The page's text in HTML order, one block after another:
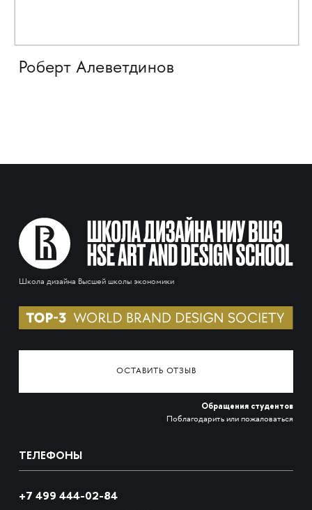
Роберт Алеветдинов
Школа дизайна Высшей школы экономики
ОСТАВИТЬ ОТЗЫВ
Обращения студентов
Поблагодарить или пожаловаться
ТЕЛЕФОНЫ
+7 499 444-02-84